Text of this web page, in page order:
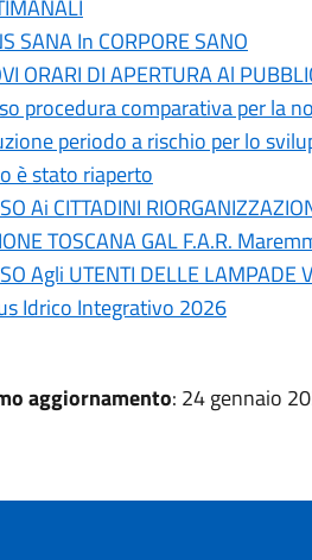
SANA In CORPORE SANO
ORARI DI APERTURA Al
procedura comparativa per la
periodo a rischio per lo
è stato riaperto
Ai CITTADINI
TOSCANA GAL F.A.R.
Agli UTENTI DELLE LAMPADE
Idrico Integrativo 2026
aggiornamento: 24 gennaio